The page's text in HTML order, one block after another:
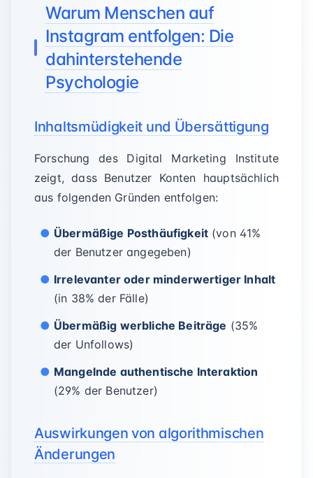
Warum Menschen auf
Instagram entfolgen: Die
dahinterstehende
Psychologie
Inhaltsmüdigkeit und Übersättigung
Forschung des Digital Marketing Institute
zeigt, dass Benutzer Konten hauptsächlich
aus folgenden Gründen entfolgen:
Übermäßige Posthäufigkeit (von 41%
der Benutzer angegeben)
Irrelevanter oder minderwertiger Inhalt
(in 38% der Fälle)
Übermäßig werbliche Beiträge (35%
der Unfollows)
Mangelnde authentische Interaktion
(29% der Benutzer)
Auswirkungen von algorithmischen
Änderungen